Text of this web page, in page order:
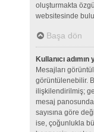
oluşturmakta
websitesinde
Başa dön
Kullanıcı
Mesajları
görüntülenebilir.
ilişkilendirilmiş;
mesaj
sayısına göre
ise, çoğunlukla